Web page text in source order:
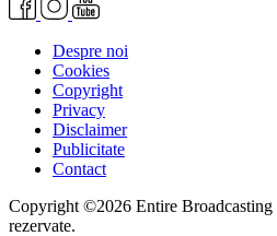
Despre noi
Cookies
Copyright
Privacy
Disclaimer
Publicitate
Contact
Copyright ©2026 Entire Broadcasting
rezervate.